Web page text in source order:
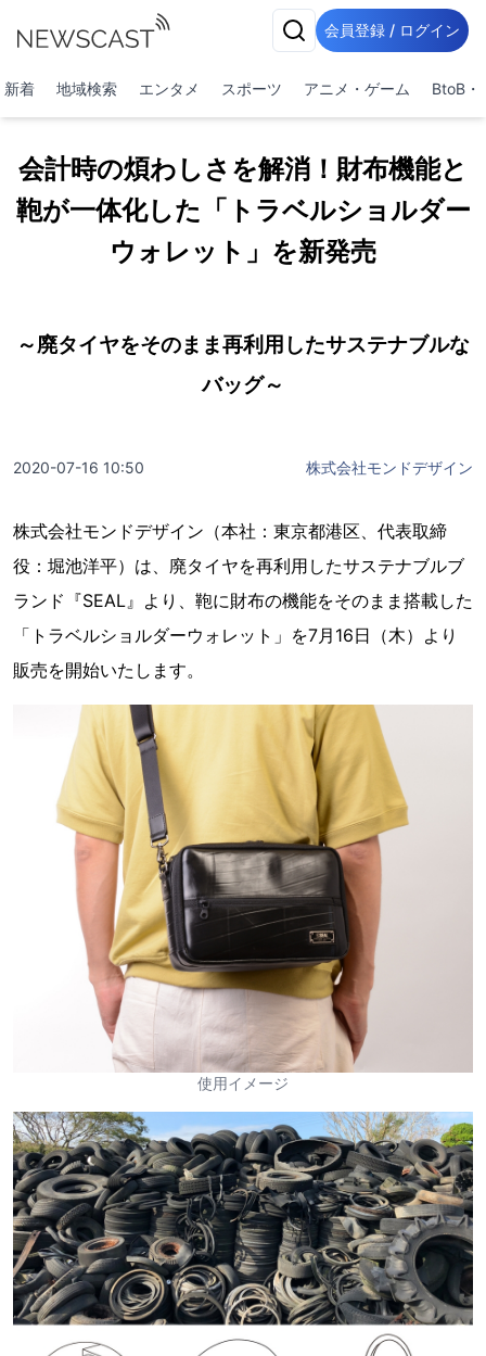
会員登録 / ログイン
新着 地域検索 エンタメ スポーツ アニメ・ゲーム BtoB・
会計時の煩わしさを解消！財布機能と
鞄が一体化した「トラベルショルダー
ウォレット」を新発売
～廃タイヤをそのまま再利用したサステナブルな
バッグ～
2020-07-16 10:50 株式会社モンドデザイン
株式会社モンドデザイン（本社：東京都港区、代表取締
役：堀池洋平）は、廃タイヤを再利用したサステナブルブ
ランド『SEAL』より、鞄に財布の機能をそのまま搭載した
「トラベルショルダーウォレット」を7月16日（木）より
販売を開始いたします。
使用イメージ